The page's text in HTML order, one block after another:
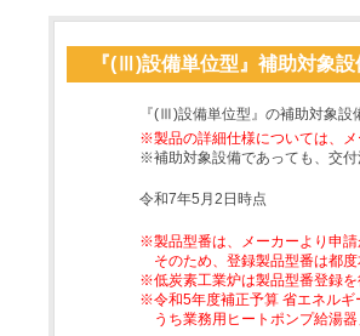
『(Ⅲ)設備単位型』補助対象設
『(Ⅲ)設備単位型』の補助対象設
※製品の詳細仕様については、
※補助対象設備であっても、交
令和7年5月2日時点
※製品型番は、メーカーより申
そのため、登録製品型番は都
※低炭素工業炉は製品型番登録
※令和5年度補正予算 省エネル
うち業務用ヒートポンプ給湯